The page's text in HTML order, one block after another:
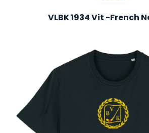
VLBK 1934 Vit -French